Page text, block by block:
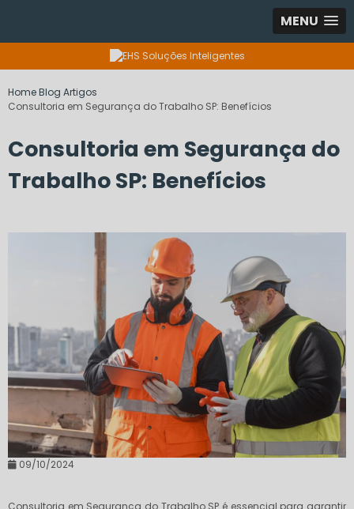
MENU
HomeBlog Artigos
Consultoria em Segurança do Trabalho SP: Benefícios
Consultoria em Segurança do
Trabalho SP: Benefícios
09/10/2024